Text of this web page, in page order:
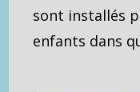
sont installés
enfants dans